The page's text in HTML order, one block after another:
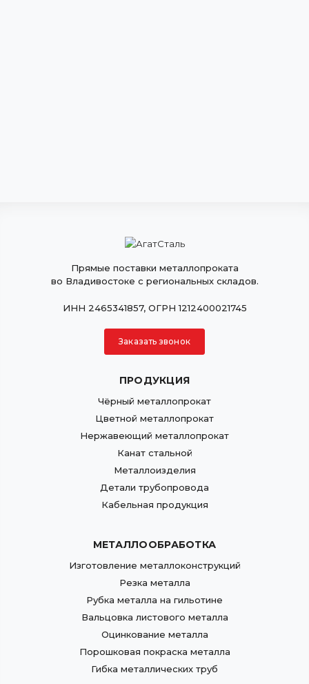
Прямые поставки металлопроката
во Владивостоке с региональных складов.
ИНН 2465341857, ОГРН 1212400021745
Заказать звонок
ПРОДУКЦИЯ
Чёрный металлопрокат
Цветной металлопрокат
Нержавеющий металлопрокат
Канат стальной
Металлоизделия
Детали трубопровода
Кабельная продукция
МЕТАЛЛООБРАБОТКА
Изготовление металлоконструкций
Резка металла
Рубка металла на гильотине
Вальцовка листового металла
Оцинкование металла
Порошковая покраска металла
Гибка металлических труб